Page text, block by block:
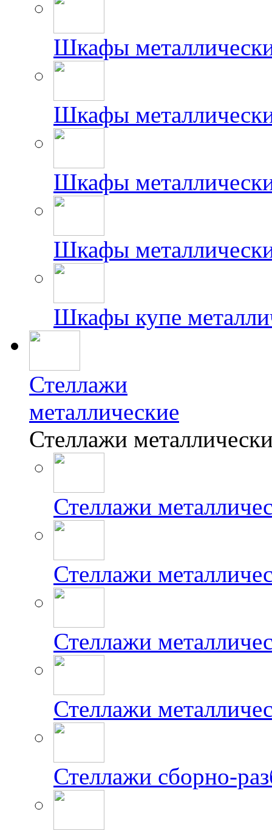
Шкафы
Шкафы
Шкафы
Шкафы
Шкафы купе
Стеллажи
металлические
Стеллажи
Стеллажи
Стеллажи
Стеллажи
Стеллажи
Стеллажи сборно-